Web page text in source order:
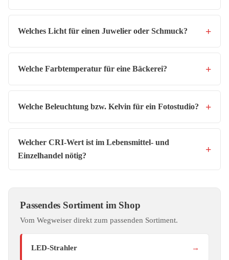
Welches Licht für einen Juwelier oder Schmuck?
Welche Farbtemperatur für eine Bäckerei?
Welche Beleuchtung bzw. Kelvin für ein Fotostudio?
Welcher CRI-Wert ist im Lebensmittel- und
Einzelhandel nötig?
Passendes Sortiment im Shop
Vom Wegweiser direkt zum passenden Sortiment.
LED-Strahler →